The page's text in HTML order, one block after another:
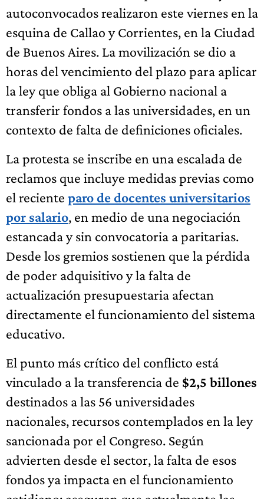
autoconvocados realizaron este viernes en la
esquina de Callao y Corrientes, en la Ciudad
de Buenos Aires. La movilización se dio a
horas del vencimiento del plazo para aplicar
la ley que obliga al Gobierno nacional a
transferir fondos a las universidades, en un
contexto de falta de definiciones oficiales.
La protesta se inscribe en una escalada de
reclamos que incluye medidas previas como
el reciente paro de docentes universitarios
por salario, en medio de una negociación
estancada y sin convocatoria a paritarias.
Desde los gremios sostienen que la pérdida
de poder adquisitivo y la falta de
actualización presupuestaria afectan
directamente el funcionamiento del sistema
educativo.
El punto más crítico del conflicto está
vinculado a la transferencia de $2,5 billones
destinados a las 56 universidades
nacionales, recursos contemplados en la ley
sancionada por el Congreso. Según
advierten desde el sector, la falta de esos
fondos ya impacta en el funcionamiento